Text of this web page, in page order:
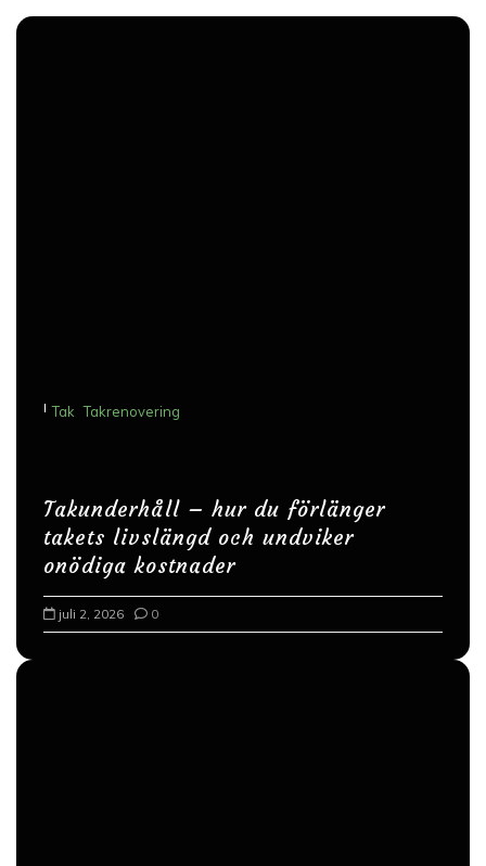
n
I Tak Takrenovering
Takunderhåll – hur du förlänger
takets livslängd och undviker
onödiga kostnader
juli 2, 2026 0